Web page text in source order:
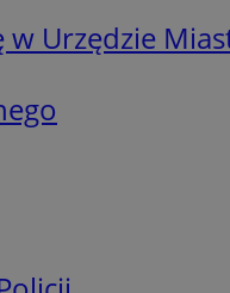
w Urzędzie